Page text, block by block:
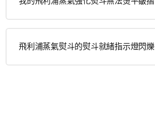
飛利浦蒸氣熨斗的熨斗就緒指示燈閃爍